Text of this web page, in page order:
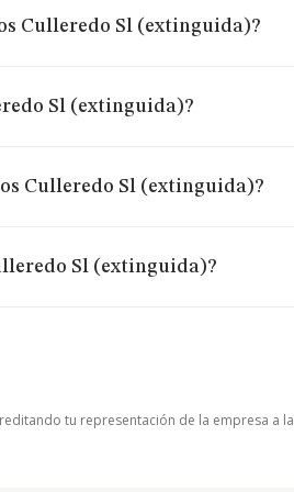
Culleredo Sl (extinguida)?
Sl (extinguida)?
Culleredo Sl (extinguida)?
Sl (extinguida)?
tu representación de la empresa a la